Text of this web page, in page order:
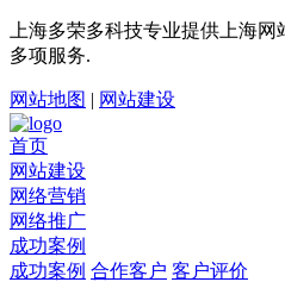
上海多荣多科技专业提供上海
多项服务.
网站地图 | 网站建设
首页
网站建设
网络营销
网络推广
成功案例
成功案例 合作客户 客户评价